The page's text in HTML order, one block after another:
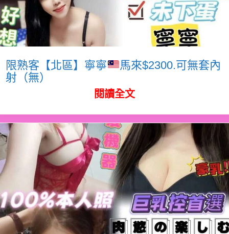
限熟客【北區】寧寧
馬來$2300.可無套內
射（無）
閱讀全文